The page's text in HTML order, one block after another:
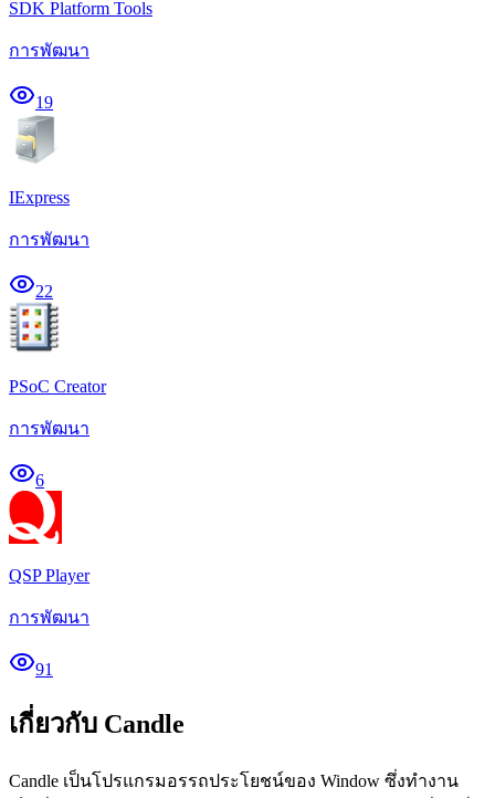
SDK Platform Tools
การพัฒนา
19
IExpress
การพัฒนา
22
PSoC Creator
การพัฒนา
6
QSP Player
การพัฒนา
91
เกี่ยวกับ Candle
Candle เป็นโปรแกรมอรรถประโยชน์ของ Window ซึ่งทำงาน